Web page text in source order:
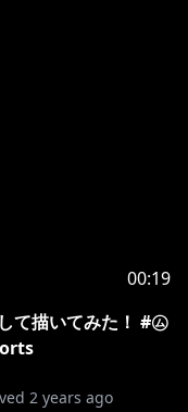
00:19
て描いてみた！ #㋰
2 years ago